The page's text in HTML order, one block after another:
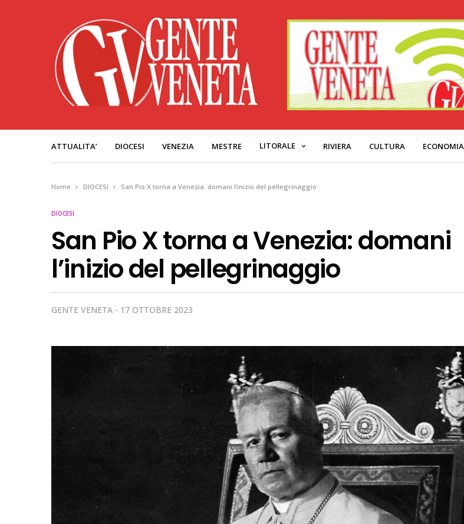
ATTUALITA’ DIOCESI VENEZIA MESTRE LITORALE RIVIERA CULTURA ECONOMIA
Home DIOCESI San Pio X torna a Venezia: domani l’inizio del pellegrinaggio
DIOCESI
San Pio X torna a Venezia: domani
l’inizio del pellegrinaggio
GENTE VENETA 17 OTTOBRE 2023